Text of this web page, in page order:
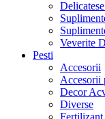
Veverite
Pesti
Accesorii
Accesorii
Decor
Diverse
Fertilizant